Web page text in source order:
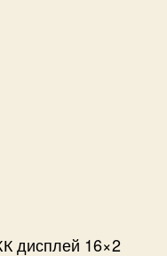
дисплей 16×2